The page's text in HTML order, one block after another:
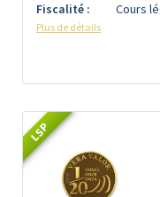
Fiscalité :
Cours
Plus de détails
LSP